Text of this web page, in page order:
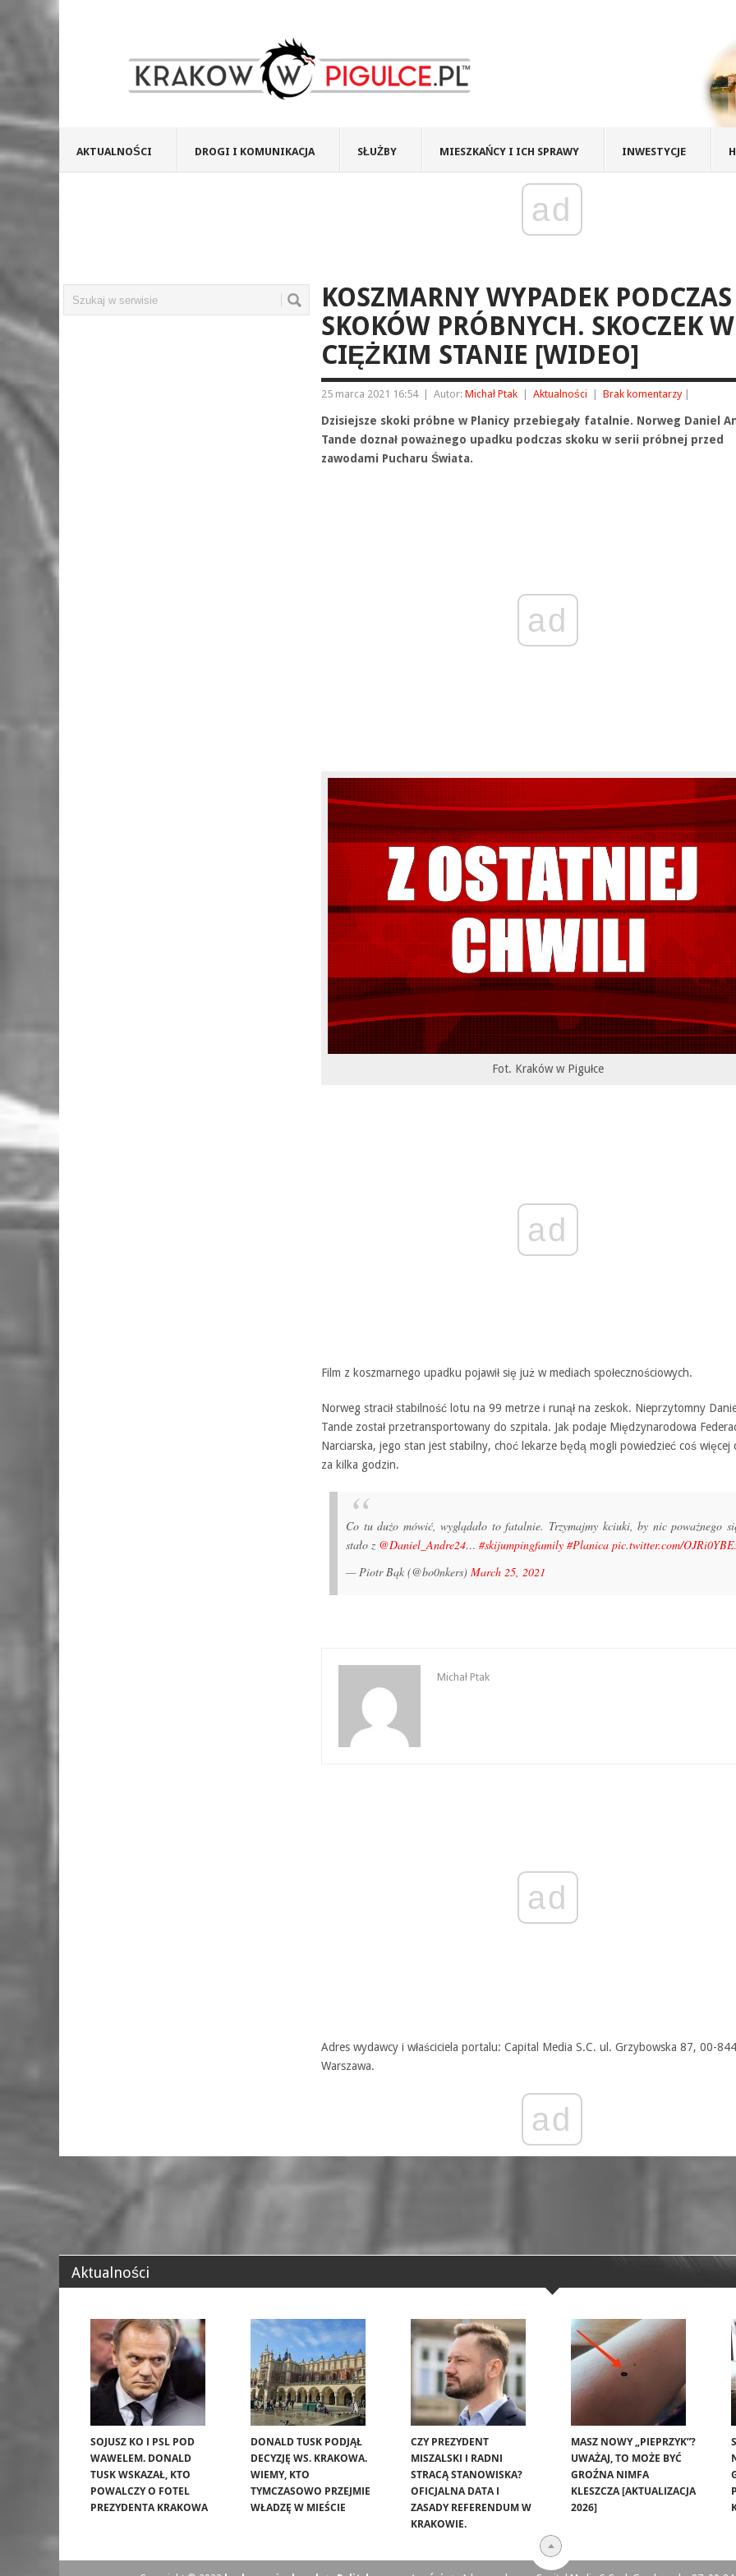
AKTUALNOŚCI DROGI I KOMUNIKACJA SŁUŻBY MIESZKAŃCY I ICH SPRAWY INWESTYCJE
ad
KOSZMARNY WYPADEK PODCZAS
SKOKÓW PRÓBNYCH. SKOCZEK W
CIĘŻKIM STANIE [WIDEO]
25 marca 2021 16:54 Autor: Michał Ptak Aktualności Brak komentarzy
Dzisiejsze skoki próbne w Planicy przebiegały fatalnie. Norweg Daniel
Tande doznał poważnego upadku podczas skoku w serii próbnej przed
zawodami Pucharu Świata.
ad
Fot. Kraków w Pigułce
ad
Film z koszmarnego upadku pojawił się już w mediach społecznościowych.
Norweg stracił stabilność lotu na 99 metrze i runął na zeskok. Nieprzytomny
Tande został przetransportowany do szpitala. Jak podaje Międzynarodowa
Narciarska, jego stan jest stabilny, choć lekarze będą mogli powiedzieć coś więcej
za kilka godzin.
Co tu dużo mówić, wyglądało to fatalnie. Trzymajmy kciuki, by nic poważnego
stało z @Daniel_Andre24… #skijumpingfamily #Planica pic.twitter.com/
— Piotr Bąk (@bo0nkers) March 25, 2021
Michał Ptak
ad
Adres wydawcy i właściciela portalu: Capital Media S.C. ul. Grzybowska 87, 00-844
Warszawa.
ad
Aktualności
SOJUSZ KO I PSL POD
WAWELEM. DONALD
TUSK WSKAZAŁ, KTO
POWALCZY O FOTEL
PREZYDENTA KRAKOWA
DONALD TUSK PODJĄŁ
DECYZJĘ WS. KRAKOWA.
WIEMY, KTO
TYMCZASOWO PRZEJMIE
WŁADZĘ W MIEŚCIE
CZY PREZYDENT
MISZALSKI I RADNI
STRACĄ STANOWISKA?
OFICJALNA DATA I
ZASADY REFERENDUM W
KRAKOWIE.
MASZ NOWY „PIEPRZYK”?
UWAŻAJ, TO MOŻE BYĆ
GROŹNA NIMFA
KLESZCZA [AKTUALIZACJA
2026]